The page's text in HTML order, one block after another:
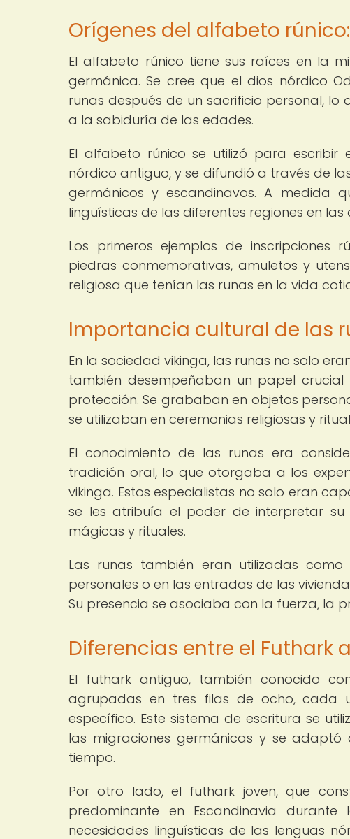
Orígenes del alfabeto
El alfabeto rúnico tiene sus raíces en la
germánica. Se cree que el dios nórdico
runas después de un sacrificio personal,
a la sabiduría de las edades.
El alfabeto rúnico se utilizó para escribir
nórdico antiguo, y se difundió a través de
germánicos y escandinavos. A medida
lingüísticas de las diferentes regiones en las
Los primeros ejemplos de inscripciones
piedras conmemorativas, amuletos y
religiosa que tenían las runas en la vida
Importancia cultural de las
En la sociedad vikinga, las runas no solo
también desempeñaban un papel
protección. Se grababan en objetos
se utilizaban en ceremonias religiosas y
El conocimiento de las runas era
tradición oral, lo que otorgaba a los
vikinga. Estos especialistas no solo eran
se les atribuía el poder de interpretar
mágicas y rituales.
Las runas también eran utilizadas
personales o en las entradas de las
Su presencia se asociaba con la fuerza, la
Diferencias entre el Futhark
El futhark antiguo, también conocido
agrupadas en tres filas de ocho, cada
específico. Este sistema de escritura se
las migraciones germánicas y se
tiempo.
Por otro lado, el futhark joven, que
predominante en Escandinavia
necesidades lingüísticas de las lenguas